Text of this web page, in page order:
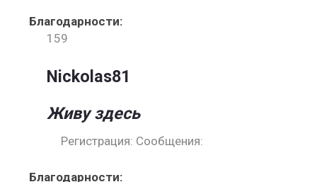
Благодарности:
159
Nickolas81
Живу здесь
Регистрация: Сообщения:
Благодарности: